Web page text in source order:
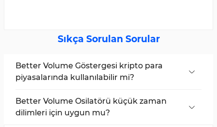
Sıkça Sorulan Sorular
Better Volume Göstergesi kripto para
piyasalarında kullanılabilir mi?
tüm piyasalarla tamamen uyumludur.
Better Volume Osilatörü küçük zaman
dilimleri için uygun mu?